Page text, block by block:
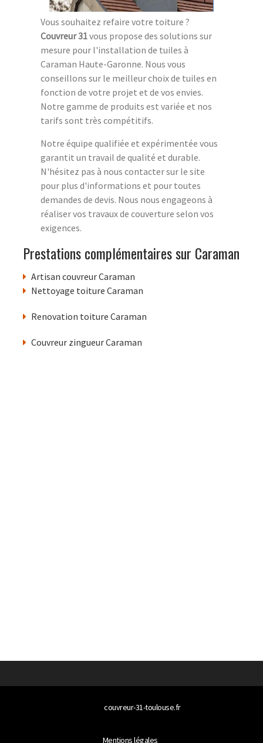
Vous souhaitez refaire votre toiture ?
Couvreur 31vous propose des solutions sur
mesure pour l'installation de tuiles à
Caraman Haute-Garonne. Nous vous
conseillons sur le meilleur choix de tuiles en
fonction de votre projet et de vos envies.
Notre gamme de produits est variée et nos
tarifs sont très compétitifs.
Notre équipe qualifiée et expérimentée vous
garantit un travail de qualité et durable.
N'hésitez pas à nous contacter sur le site
pour plus d'informations et pour toutes
demandes de devis. Nous nous engageons à
réaliser vos travaux de couverture selon vos
exigences.
Prestations complémentaires sur Caraman
Artisan couvreur Caraman
Nettoyage toiture Caraman
Renovation toiture Caraman
Couvreur zingueur Caraman
couvreur-31-toulouse.fr
Mentions légales